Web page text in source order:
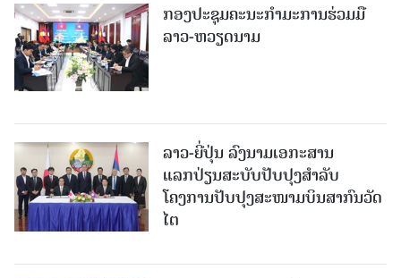
ກອງປະຊຸມຄະນະກຳມະການຮ່ວມມື
ລາວ-ຫວຽດນາມ
ລາວ-ຍີ່ປຸ່ນ ລົງນາມເອກະສານ
ແລກປ່ຽນສະບັບປັບປຸງສໍາລັບ
ໂຄງການປັບປຸງສະໜາມບິນສາກົນວັດ
ໄຕ